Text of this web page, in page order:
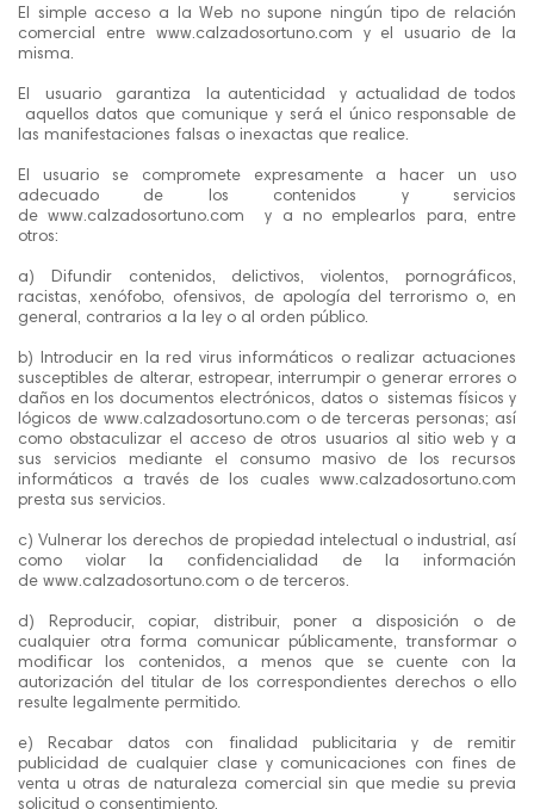
El simple acceso a la Web no supone ningún tipo de relación
comercial entre www.calzadosortuno.com y el usuario de la
misma.
El usuario garantiza la autenticidad y actualidad de todos
aquellos datos que comunique y será el único responsable de
las manifestaciones falsas o inexactas que realice.
El usuario se compromete expresamente a hacer un uso
adecuado de los contenidos y servicios
de www.calzadosortuno.com y a no emplearlos para, entre
otros:
a) Difundir contenidos, delictivos, violentos, pornográficos,
racistas, xenófobo, ofensivos, de apología del terrorismo o, en
general, contrarios a la ley o al orden público.
b) Introducir en la red virus informáticos o realizar actuaciones
susceptibles de alterar, estropear, interrumpir o generar errores o
daños en los documentos electrónicos, datos o sistemas físicos y
lógicos de www.calzadosortuno.com o de terceras personas; así
como obstaculizar el acceso de otros usuarios al sitio web y a
sus servicios mediante el consumo masivo de los recursos
informáticos a través de los cuales www.calzadosortuno.com
presta sus servicios.
c) Vulnerar los derechos de propiedad intelectual o industrial, así
como violar la confidencialidad de la información
de www.calzadosortuno.com o de terceros.
d) Reproducir, copiar, distribuir, poner a disposición o de
cualquier otra forma comunicar públicamente, transformar o
modificar los contenidos, a menos que se cuente con la
autorización del titular de los correspondientes derechos o ello
resulte legalmente permitido.
e) Recabar datos con finalidad publicitaria y de remitir
publicidad de cualquier clase y comunicaciones con fines de
venta u otras de naturaleza comercial sin que medie su previa
solicitud o consentimiento.